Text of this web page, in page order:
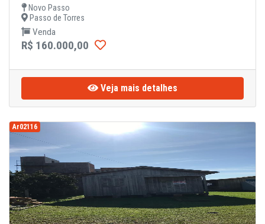
Novo Passo
Passo de Torres
Venda
R$ 160.000,00
Veja mais detalhes
Ar02116